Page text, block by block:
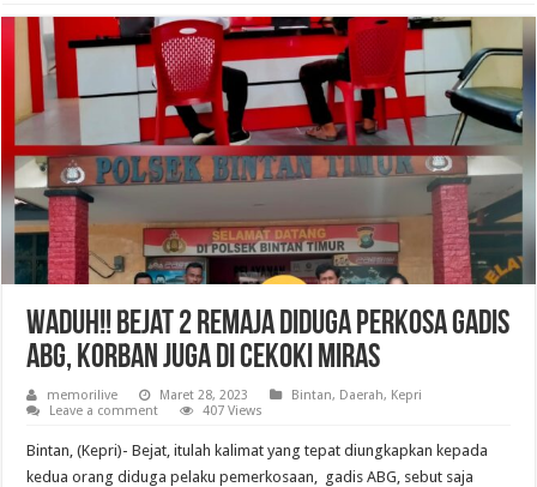
Waduh!! Bejat 2 Remaja Diduga Perkosa Gadis
ABG, Korban Juga di Cekoki Miras
memorilive Maret 28, 2023 Bintan, Daerah, Kepri
Leave a comment
407 Views
Bintan, (Kepri)- Bejat, itulah kalimat yang tepat diungkapkan kepada
kedua orang diduga pelaku pemerkosaan, gadis ABG, sebut saja